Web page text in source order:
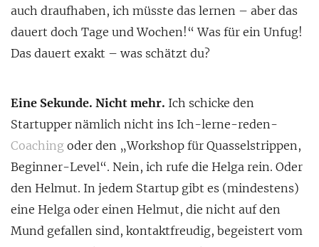
auch draufhaben, ich müsste das lernen – aber das
dauert doch Tage und Wochen!“ Was für ein Unfug!
Das dauert exakt – was schätzt du?
Eine Sekunde. Nicht mehr. Ich schicke den
Startupper nämlich nicht ins Ich-lerne-reden-
Coaching oder den „Workshop für Quasselstrippen,
Beginner-Level“. Nein, ich rufe die Helga rein. Oder
den Helmut. In jedem Startup gibt es (mindestens)
eine Helga oder einen Helmut, die nicht auf den
Mund gefallen sind, kontaktfreudig, begeistert vom